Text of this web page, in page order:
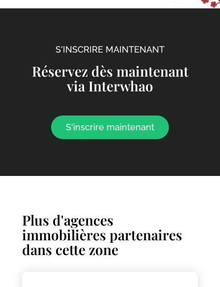
S'INSCRIRE MAINTENANT
Réservez dès maintenant
via Interwhao
S'inscrire maintenant
Plus d'agences
immobilières partenaires
dans cette zone